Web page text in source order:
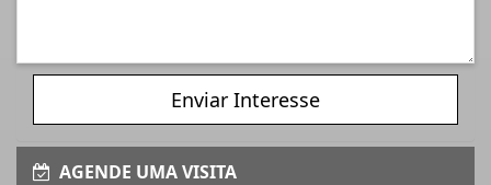
Enviar Interesse
AGENDE UMA VISITA